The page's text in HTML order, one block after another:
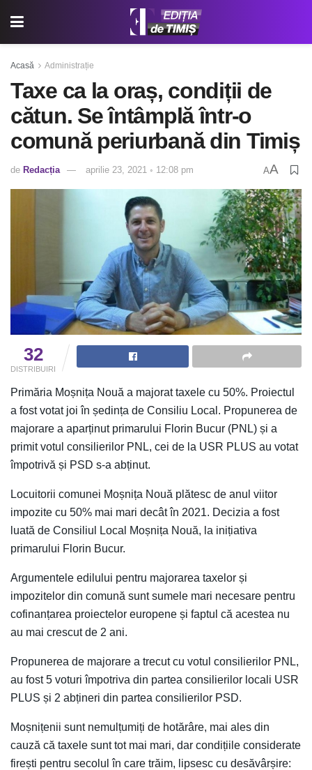
Acasă Administrație
Taxe ca la oraș, condiții de
cătun. Se întâmplă într-o
comună periurbană din Timiș
de Redacția aprilie 23, 2021 ◦ 12:08 pm AA
32
DISTRIBUIRI
Primăria Moșnița Nouă a majorat taxele cu 50%. Proiectul
a fost votat joi în ședința de Consiliu Local. Propunerea de
majorare a aparținut primarului Florin Bucur (PNL) și a
primit votul consilierilor PNL, cei de la USR PLUS au votat
împotrivă și PSD s-a abținut.
Locuitorii comunei Moșnița Nouă plătesc de anul viitor
impozite cu 50% mai mari decât în 2021. Decizia a fost
luată de Consiliul Local Moșnița Nouă, la inițiativa
primarului Florin Bucur.
Argumentele edilului pentru majorarea taxelor și
impozitelor din comună sunt sumele mari necesare pentru
cofinanțarea proiectelor europene și faptul că acestea nu
au mai crescut de 2 ani.
Propunerea de majorare a trecut cu votul consilierilor PNL,
au fost 5 voturi împotriva din partea consilierilor locali USR
PLUS și 2 abțineri din partea consilierilor PSD.
Moșnițenii sunt nemulțumiți de hotărâre, mai ales din
cauză că taxele sunt tot mai mari, dar condițiile considerate
firești pentru secolul în care trăim, lipsesc cu desăvârșire: